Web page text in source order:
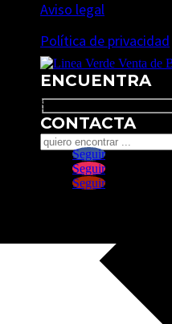
Aviso legal
Política de privacidad
ENCUENTRA
Search
CONTACTA
Seguir
Seguir
Seguir